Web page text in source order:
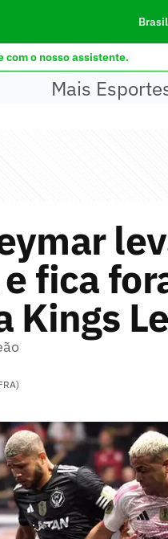
com o nosso assistente.
Mais
fica
Kings